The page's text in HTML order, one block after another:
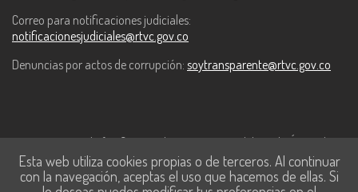
Correo para notificaciones judiciales:
notificacionesjudiciales@rtvc.gov.co
Denuncias por actos de corrupción: soytransparente@rtvc.gov.co
Este contenido fue financiado con recursos del Fondo Único de
Tecnologías de la Información y las Comunicaciones de MinTic.
Esta web utiliza cookies propias o de terceros. Al continuar
con la navegación, aceptas el uso que hacemos de ellas. Si